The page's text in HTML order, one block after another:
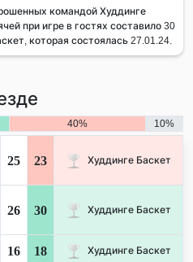
командой Худдинге
при игре в гостях составило 30
которая состоялась 27.01.24.
40% 10%
25 23 Худдинге Баскет
26 30 Худдинге Баскет
16 18 Худдинге Баскет